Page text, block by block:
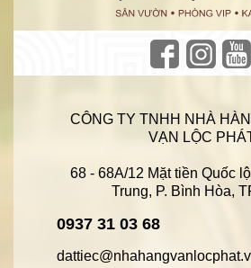
CÔNG TY TNHH NHÀ
VẠN LỘC
68 - 68A/12 Mặt tiền Quốc
Trung, P. Bình Hòa,
0937 31 03 68